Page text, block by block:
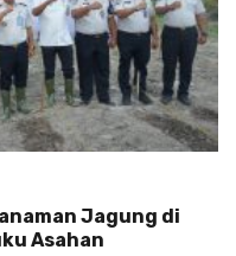
Jagung di
Asahan